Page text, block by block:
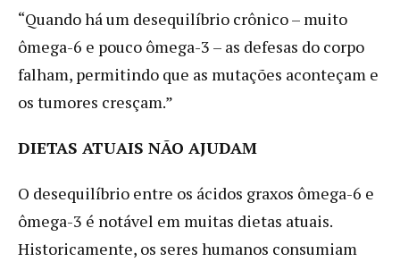
“Quando há um desequilíbrio crônico – muito
ômega-6 e pouco ômega-3 – as defesas do corpo
falham, permitindo que as mutações aconteçam e
os tumores cresçam.”
DIETAS ATUAIS NÃO AJUDAM
O desequilíbrio entre os ácidos graxos ômega-6 e
ômega-3 é notável em muitas dietas atuais.
Historicamente, os seres humanos consumiam